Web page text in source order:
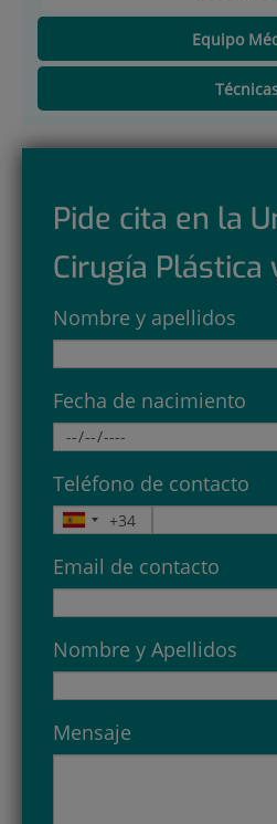
Equipo
Pide cita en la
Cirugía Plástica
Nombre y apellidos
Fecha de nacimiento
Teléfono de contacto
Email de contacto
Nombre y Apellidos
Mensaje